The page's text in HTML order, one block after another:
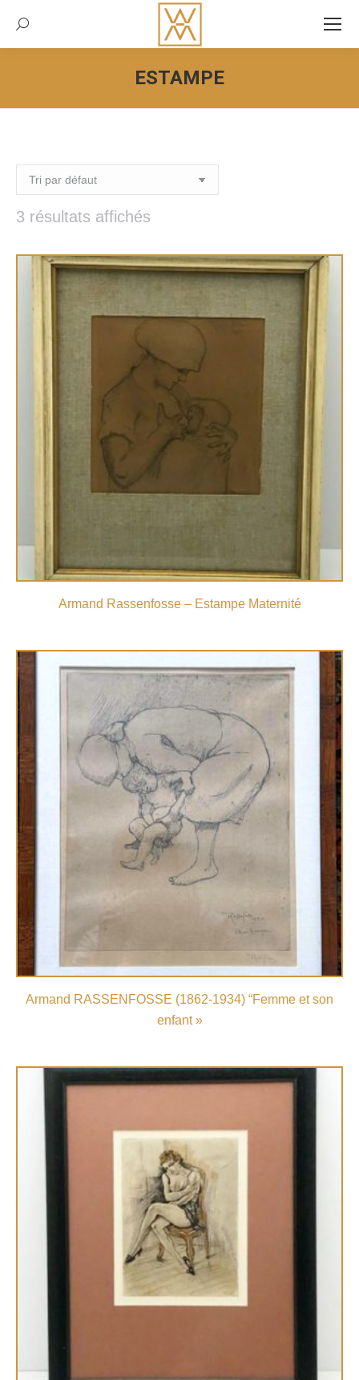
Recherche:
ESTAMPE
Vous êtes ici :
3 résultats affichés
Armand Rassenfosse – Estampe Maternité
Armand RASSENFOSSE (1862-1934) “Femme et son
enfant »